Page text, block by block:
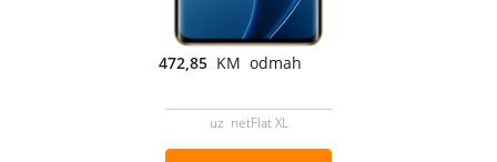
472,85 KM odmah
uz netFlat XL